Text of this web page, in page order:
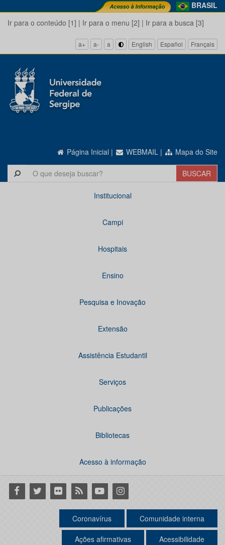
BRASIL
Ir para o conteúdo [1] | Ir para o menu [2] | Ir para a busca [3]
a+ a- a English Español Français
Página Inicial | WEBMAIL | Mapa do Site
Institucional
Campi
Hospitais
Ensino
Pesquisa e Inovação
Extensão
Assistência Estudantil
Serviços
Publicações
Bibliotecas
Acesso à informação
Facebook
Twitter Flickr RSS YoutubeInstagram
Coronavírus Comunidade interna
Ações afirmativas Acessibilidade